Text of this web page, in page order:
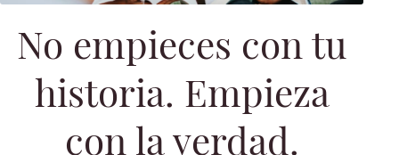
No empieces con tu
historia. Empieza
con la verdad.